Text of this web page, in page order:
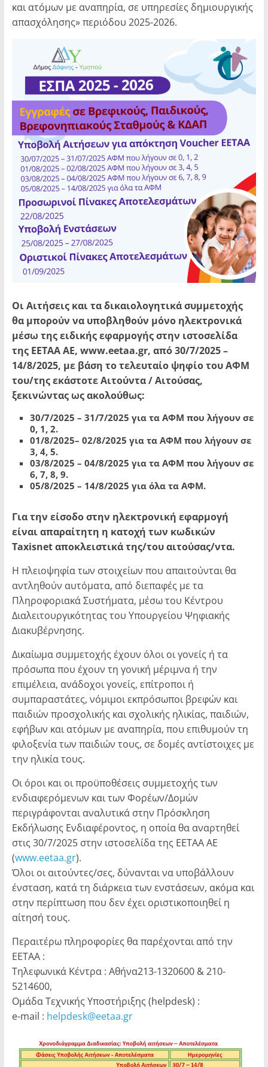
και ατόμων με αναπηρία, σε υπηρεσίες δημιουργικής
απασχόλησης» περιόδου 2025-2026.
Οι Αιτήσεις και τα δικαιολογητικά συμμετοχής
θα μπορούν να υποβληθούν μόνο ηλεκτρονικά
μέσω της ειδικής εφαρμογής στην ιστοσελίδα
της ΕΕΤΑΑ ΑΕ, www.eetaa.gr, από 30/7/2025 –
14/8/2025, με βάση το τελευταίο ψηφίο του ΑΦΜ
του/της εκάστοτε Αιτούντα / Αιτούσας,
ξεκινώντας ως ακολούθως:
30/7/2025 – 31/7/2025 για τα ΑΦΜ που λήγουν σε
0, 1, 2.
01/8/2025– 02/8/2025 για τα ΑΦΜ που λήγουν σε
3, 4, 5.
03/8/2025 – 04/8/2025 για τα ΑΦΜ που λήγουν σε
6, 7, 8, 9.
05/8/2025 – 14/8/2025 για όλα τα ΑΦΜ.
Για την είσοδο στην ηλεκτρονική εφαρμογή
είναι απαραίτητη η κατοχή των κωδικών
Taxisnet αποκλειστικά της/του αιτούσας/ντα.
Η πλειοψηφία των στοιχείων που απαιτούνται θα
αντληθούν αυτόματα, από διεπαφές με τα
Πληροφοριακά Συστήματα, μέσω του Κέντρου
Διαλειτουργικότητας του Υπουργείου Ψηφιακής
Διακυβέρνησης.
Δικαίωμα συμμετοχής έχουν όλοι οι γονείς ή τα
πρόσωπα που έχουν τη γονική μέριμνα ή την
επιμέλεια, ανάδοχοι γονείς, επίτροποι ή
συμπαραστάτες, νόμιμοι εκπρόσωποι βρεφών και
παιδιών προσχολικής και σχολικής ηλικίας, παιδιών,
εφήβων και ατόμων με αναπηρία, που επιθυμούν τη
φιλοξενία των παιδιών τους, σε δομές αντίστοιχες με
την ηλικία τους.
Οι όροι και οι προϋποθέσεις συμμετοχής των
ενδιαφερόμενων και των Φορέων/Δομών
περιγράφονται αναλυτικά στην Πρόσκληση
Εκδήλωσης Ενδιαφέροντος, η οποία θα αναρτηθεί
στις 30/7/2025 στην ιστοσελίδα της ΕΕΤΑΑ ΑΕ
(www.eetaa.gr).
Όλοι οι αιτούντες/σες, δύνανται να υποβάλλουν
ένσταση, κατά τη διάρκεια των ενστάσεων, ακόμα και
στην περίπτωση που δεν έχει οριστικοποιηθεί η
αίτησή τους.
Περαιτέρω πληροφορίες θα παρέχονται από την
ΕΕΤΑΑ :
Τηλεφωνικά Κέντρα : Αθήνα213-1320600 & 210-
5214600,
Ομάδα Τεχνικής Υποστήριξης (helpdesk) :
e-mail : helpdesk@eetaa.gr